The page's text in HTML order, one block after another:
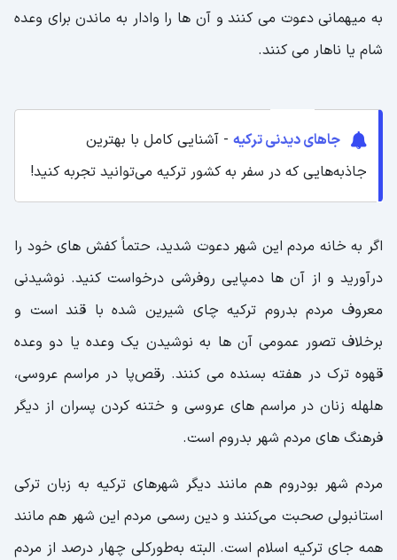
به میهمانی دعوت می کنند و آن ها را وادار به ماندن برای وعده
شام یا ناهار می کنند.
جاهای دیدنی ترکیه - آشنایی کامل با بهترین
جاذبه‌هایی که در سفر به کشور ترکیه می‌توانید تجربه کنید!
اگر به خانه مردم این شهر دعوت شدید، حتماً کفش های خود را
درآورید و از آن ها دمپایی روفرشی درخواست کنید. نوشیدنی
معروف مردم بدروم ترکیه چای شیرین شده با قند است و
برخلاف تصور عمومی آن ها به نوشیدن یک وعده یا دو وعده
قهوه ترک در هفته بسنده می کنند. رقص‌پا در مراسم عروسی،
هلهله زنان در مراسم های عروسی و ختنه کردن پسران از دیگر
فرهنگ های مردم شهر بدروم است.
مردم شهر بودروم هم مانند دیگر شهرهای ترکیه به زبان ترکی
استانبولی صحبت می‌کنند و دین رسمی مردم این شهر هم مانند
همه جای ترکیه اسلام است. البته به‌طورکلی چهار درصد از مردم